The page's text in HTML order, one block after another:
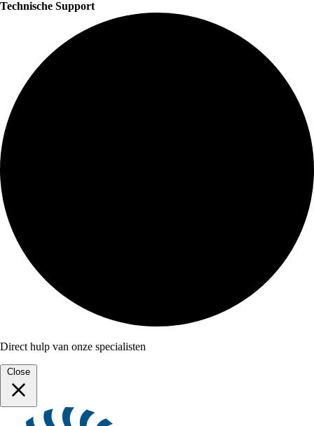
Technische Support
Direct hulp van onze specialisten
Close